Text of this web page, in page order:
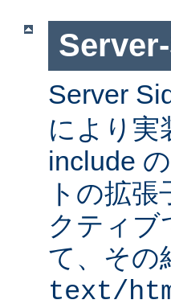
Server
により実
include
トの拡
クティブ
て、その
text/